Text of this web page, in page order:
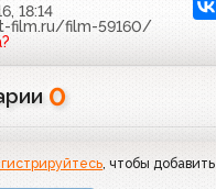
18:14
film.ru/film-59160/
0
, чтобы добавить